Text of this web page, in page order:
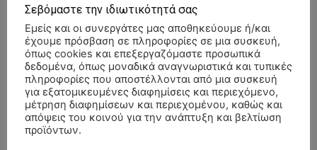
Σεβόμαστε την ιδιωτικότητά σας
Εμείς και οι συνεργάτες μας αποθηκεύουμε ή/και
έχουμε πρόσβαση σε πληροφορίες σε μια συσκευή,
όπως cookies και επεξεργαζόμαστε προσωπικά
δεδομένα, όπως μοναδικά αναγνωριστικά και τυπικές
πληροφορίες που αποστέλλονται από μια συσκευή
για εξατομικευμένες διαφημίσεις και περιεχόμενο,
μέτρηση διαφημίσεων και περιεχομένου, καθώς και
απόψεις του κοινού για την ανάπτυξη και βελτίωση
προϊόντων.